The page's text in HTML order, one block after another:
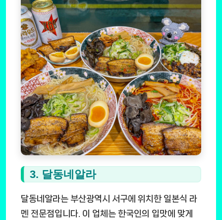
3. 달동네알라
달동네알라는 부산광역시 서구에 위치한 일본식 라
멘 전문점입니다. 이 업체는 한국인의 입맛에 맞게